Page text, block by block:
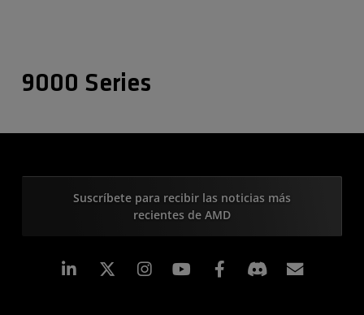
9000 Series
Suscríbete para recibir las noticias más
recientes de AMD
LinkedIn Instagram Facebook